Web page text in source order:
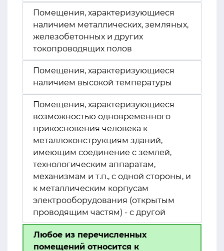
Помещения, характеризующиеся
наличием металлических, земляных,
железобетонных и других
токопроводящих полов
Помещения, характеризующиеся
наличием высокой температуры
Помещения, характеризующиеся
возможностью одновременного
прикосновения человека к
металлоконструкциям зданий,
имеющим соединение с землей,
технологическим аппаратам,
механизмам и т.п., с одной стороны, и
к металлическим корпусам
электрооборудования (открытым
проводящим частям) - с другой
Любое из перечисленных
помещений относится к